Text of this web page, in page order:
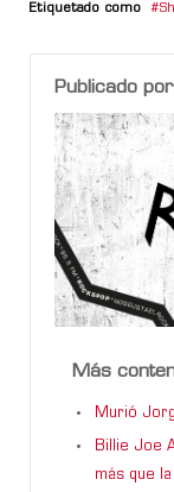
Etiquetado como
Publicado por
Más
Murió
Billie Joe
más que